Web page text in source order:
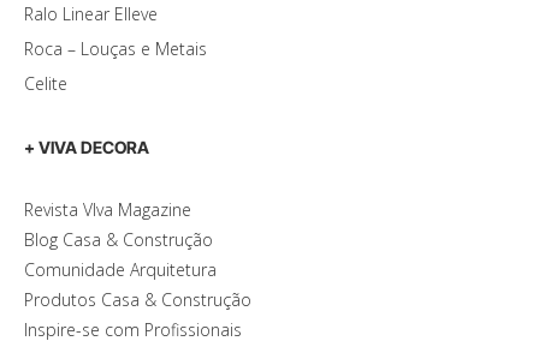
Ralo Linear Elleve
Roca – Louças e Metais
Celite
+ VIVA DECORA
Revista VIva Magazine
Blog Casa & Construção
Comunidade Arquitetura
Produtos Casa & Construção
Inspire-se com Profissionais